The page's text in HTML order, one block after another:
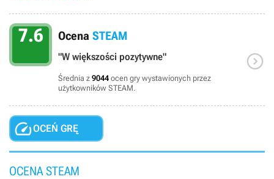
7.6 Ocena STEAM
"W większości pozytywne"
Średnia z 9044 ocen gry wystawionych przez
użytkowników STEAM.

OCEŃ GRĘ
OCENA STEAM